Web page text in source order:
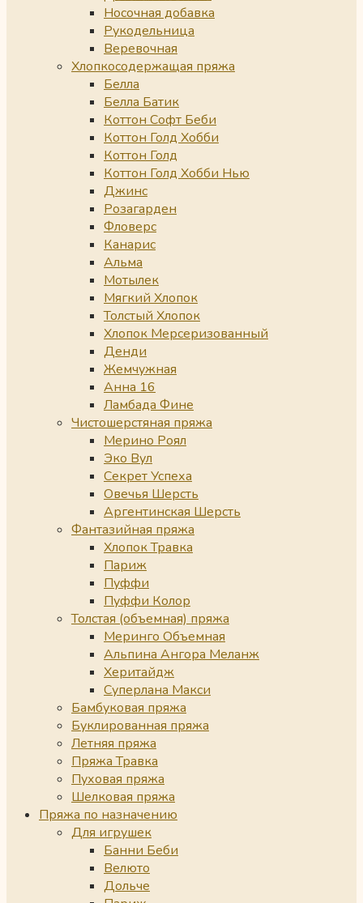
Носочная добавка
Рукодельница
Веревочная
Хлопкосодержащая пряжа
Белла
Белла Батик
Коттон Софт Беби
Коттон Голд Хобби
Коттон Голд
Коттон Голд Хобби Нью
Джинс
Розагарден
Фловерс
Канарис
Альма
Мотылек
Мягкий Хлопок
Толстый Хлопок
Хлопок Мерсеризованный
Денди
Жемчужная
Анна 16
Ламбада Фине
Чистошерстяная пряжа
Мерино Роял
Эко Вул
Секрет Успеха
Овечья Шерсть
Аргентинская Шерсть
Фантазийная пряжа
Хлопок Травка
Париж
Пуффи
Пуффи Колор
Толстая (объемная) пряжа
Меринго Объемная
Альпина Ангора Меланж
Херитайдж
Суперлана Макси
Бамбуковая пряжа
Буклированная пряжа
Летняя пряжа
Пряжа Травка
Пуховая пряжа
Шелковая пряжа
Пряжа по назначению
Для игрушек
Банни Беби
Велюто
Дольче